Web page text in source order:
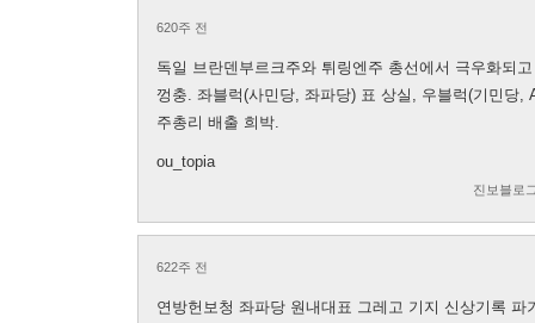
620주 전
독일 브란덴부르크주와 튀링엔주 총선에서 극우화되
껑충. 좌블럭(사민당, 좌파당) 표 상실, 우블럭(기민당,
주총리 배출 희박.
ou_topia
진보블로
622주 전
연방헌보청 좌파당 원내대표 그레고 기지 신상기록 파